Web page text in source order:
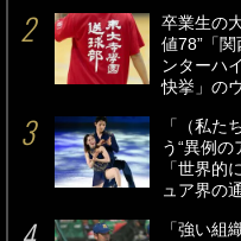
卒業生の
値78”「
ンターハ
快挙」の
「（私た
う“異例
「世界的
ュア界の
「強い組